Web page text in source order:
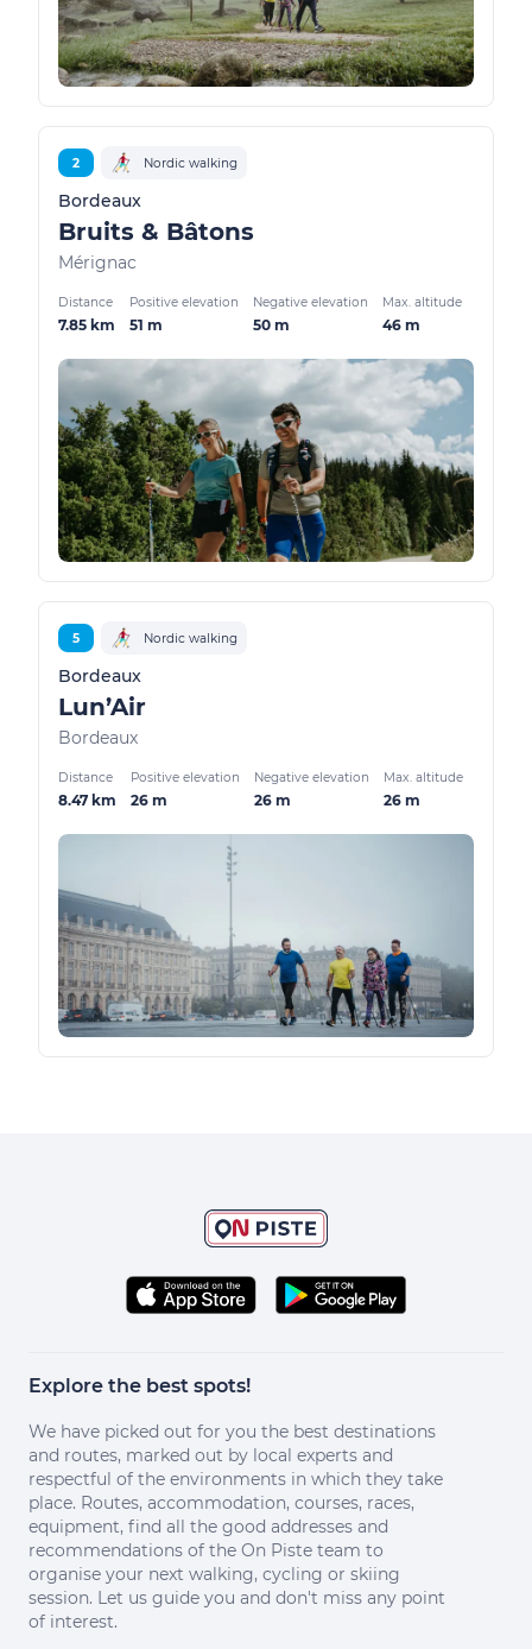
2 Nordic walking
Bordeaux
Bruits & Bâtons
Mérignac
Distance
7.85 km
Positive elevation
51 m
Negative elevation
50 m
Max. altitude
46 m
5 Nordic walking
Bordeaux
Lun’Air
Bordeaux
Distance
8.47 km
Positive elevation
26 m
Negative elevation
26 m
Max. altitude
26 m
Explore the best spots!
We have picked out for you the best destinations
and routes, marked out by local experts and
respectful of the environments in which they take
place. Routes, accommodation, courses, races,
equipment, find all the good addresses and
recommendations of the On Piste team to
organise your next walking, cycling or skiing
session. Let us guide you and don't miss any point
of interest.